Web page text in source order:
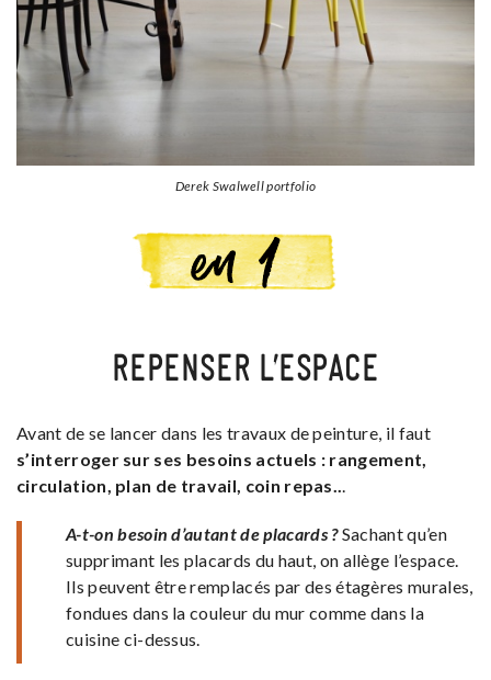
Derek Swalwell portfolio
REPENSER L’ESPACE
Avant de se lancer dans les travaux de peinture, il faut
s’interroger sur ses besoins actuels : rangement,
circulation, plan de travail, coin repas...
A-t-on besoin d’autant de placards ?Sachant qu’en
supprimant les placards du haut, on allège l’espace.
Ils peuvent être remplacés par des étagères murales,
fondues dans la couleur du mur comme dans la
cuisine ci-dessus.